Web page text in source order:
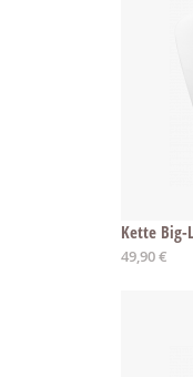
Kette Big-
49,90 €